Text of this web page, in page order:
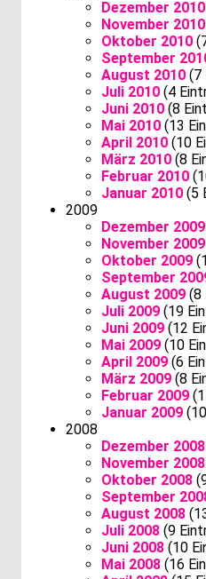
Dezember 2010
November 2010
Oktober 2010
September
August 2010 (7
Juli 2010 (4
Juni 2010 (8
Mai 2010 (13
April 2010 (10
März 2010 (8
Februar 2010
Januar 2010 (5
2009
Dezember 2009
November 2009
Oktober 2009
September
August 2009 (8
Juli 2009 (19
Juni 2009 (12
Mai 2009 (10
April 2009 (6
März 2009 (8
Februar 2009
Januar 2009
2008
Dezember 2008
November 2008
Oktober 2008
September
August 2008
Juli 2008 (9
Juni 2008 (10
Mai 2008 (16